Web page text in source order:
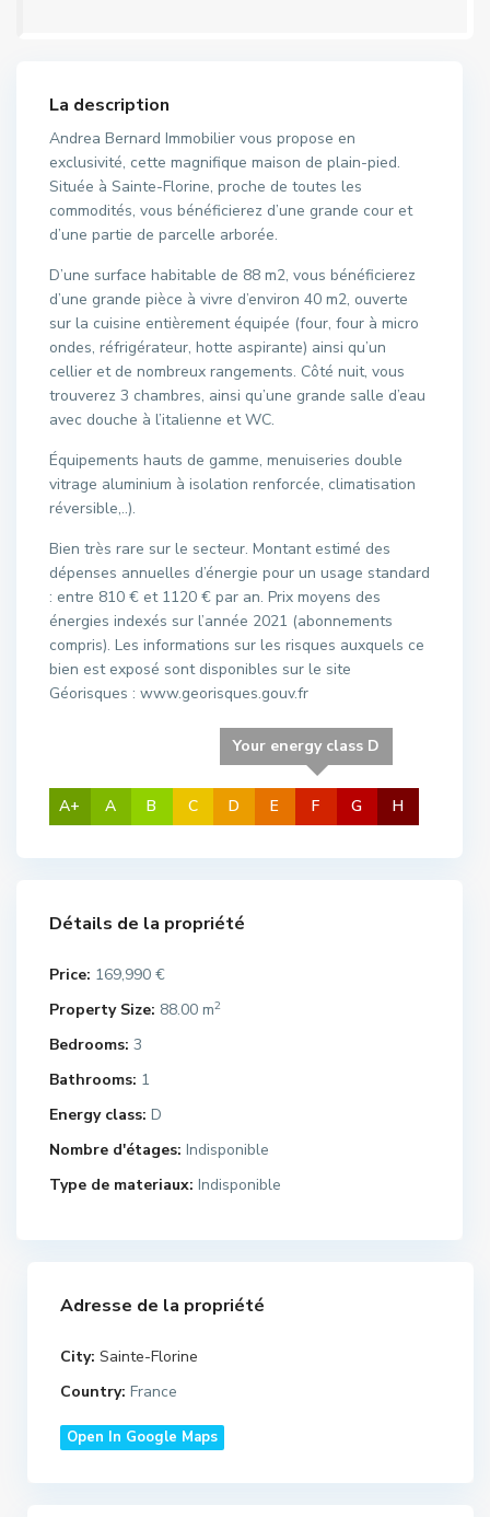
La description
Andrea Bernard Immobilier vous propose en
exclusivité, cette magnifique maison de plain-pied.
Située à Sainte-Florine, proche de toutes les
commodités, vous bénéficierez d’une grande cour et
d’une partie de parcelle arborée.
D’une surface habitable de 88 m2, vous bénéficierez
d’une grande pièce à vivre d’environ 40 m2, ouverte
sur la cuisine entièrement équipée (four, four à micro
ondes, réfrigérateur, hotte aspirante) ainsi qu’un
cellier et de nombreux rangements. Côté nuit, vous
trouverez 3 chambres, ainsi qu’une grande salle d’eau
avec douche à l’italienne et WC.
Équipements hauts de gamme, menuiseries double
vitrage aluminium à isolation renforcée, climatisation
réversible,..).
Bien très rare sur le secteur. Montant estimé des
dépenses annuelles d’énergie pour un usage standard
: entre 810 € et 1120 € par an. Prix moyens des
énergies indexés sur l’année 2021 (abonnements
compris). Les informations sur les risques auxquels ce
bien est exposé sont disponibles sur le site
Géorisques : www.georisques.gouv.fr
A+ A B C
Your energy class D
D E F G H
Détails de la propriété
Price: 169,990 €
Property Size: 88.00 m2
Bedrooms: 3
Bathrooms: 1
Energy class: D
Nombre d'étages: Indisponible
Type de materiaux: Indisponible
Adresse de la propriété
City: Sainte-Florine
Country: France
Open In Google Maps